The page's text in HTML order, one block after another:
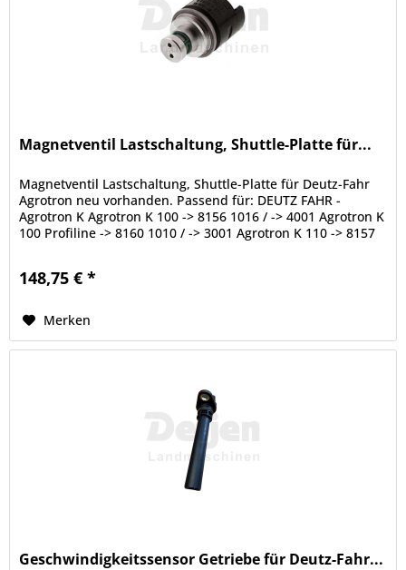
Magnetventil Lastschaltung, Shuttle-Platte für...
Magnetventil Lastschaltung, Shuttle-Platte für Deutz-Fahr
Agrotron neu vorhanden. Passend für: DEUTZ FAHR -
Agrotron K Agrotron K 100 -> 8156 1016 / -> 4001 Agrotron K
100 Profiline -> 8160 1010 / -> 3001 Agrotron K 110 -> 8157
148,75 € *
Merken
Geschwindigkeitssensor Getriebe für Deutz-Fahr...